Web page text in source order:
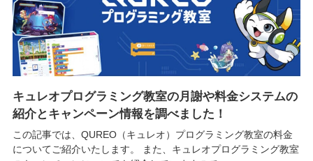
キュレオプログラミング教室の月謝や料金システムの
紹介とキャンペーン情報を調べました！
この記事では、QUREO（キュレオ）プログラミング教室の料金
についてご紹介いたします。 また、キュレオプログラミング教室